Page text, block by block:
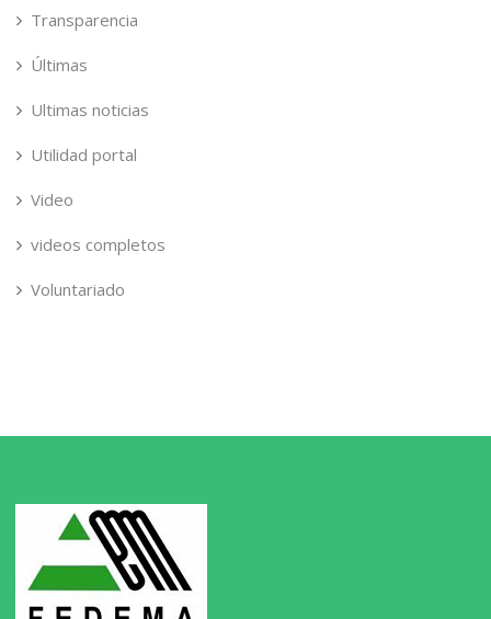
Transparencia
Últimas
Ultimas noticias
Utilidad portal
Video
videos completos
Voluntariado